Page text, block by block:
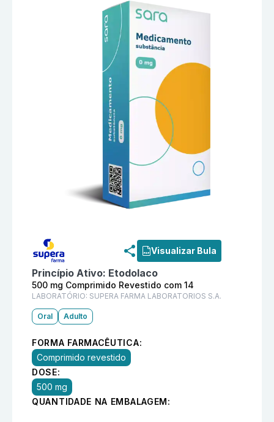
Visualizar Bula
Princípio Ativo: Etodolaco
500 mg Comprimido Revestido com 14
LABORATÓRIO: SUPERA FARMA LABORATORIOS S.A.
Oral Adulto
FORMA FARMACÊUTICA:
Comprimido revestido
DOSE:
500 mg
QUANTIDADE NA EMBALAGEM: